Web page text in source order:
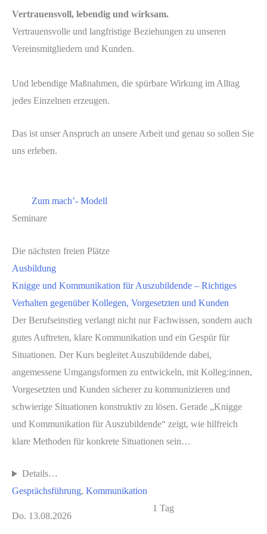
Vertrauensvoll, lebendig und wirksam.
Vertrauensvolle und langfristige Beziehungen zu unseren
Vereinsmitgliedern und Kunden.
Und lebendige Maßnahmen, die spürbare Wirkung im Alltag
jedes Einzelnen erzeugen.
Das ist unser Anspruch an unsere Arbeit und genau so sollen Sie
uns erleben.
Zum mach’- Modell
Seminare
Die nächsten freien Plätze
Ausbildung
Knigge und Kommunikation für Auszubildende – Richtiges
Verhalten gegenüber Kollegen, Vorgesetzten und Kunden
Der Berufseinstieg verlangt nicht nur Fachwissen, sondern auch
gutes Auftreten, klare Kommunikation und ein Gespür für
Situationen. Der Kurs begleitet Auszubildende dabei,
angemessene Umgangsformen zu entwickeln, mit Kolleg:innen,
Vorgesetzten und Kunden sicherer zu kommunizieren und
schwierige Situationen konstruktiv zu lösen. Gerade „Knigge
und Kommunikation für Auszubildende“ zeigt, wie hilfreich
klare Methoden für konkrete Situationen sein…
Details…
Gesprächsführung, Kommunikation
Do. 13.08.2026
1 Tag